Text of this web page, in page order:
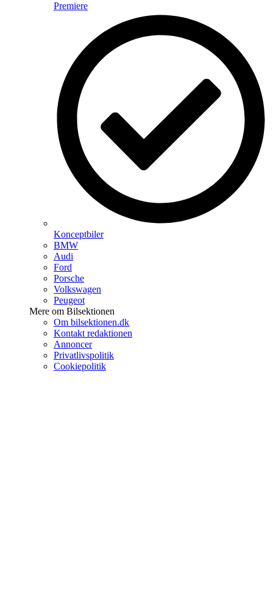
Premiere
Konceptbiler
BMW
Audi
Ford
Porsche
Volkswagen
Peugeot
Mere om Bilsektionen
Om bilsektionen.dk
Kontakt redaktionen
Annoncer
Privatlivspolitik
Cookiepolitik